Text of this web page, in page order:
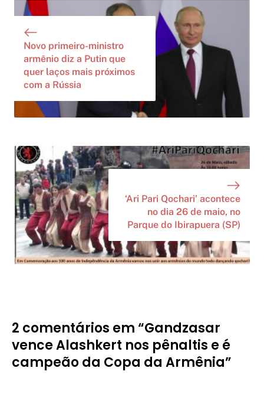
Novo primeiro-ministro
armênio diz a Putin que
quer laços mais próximos
com a Rússia
‘Ari Pari Qochari’ acontece
no dia 26 de maio, no
Parque do Ibirapuera (SP)
2 comentários em “Gandzasar
vence Alashkert nos pênaltis e é
campeão da Copa da Armênia”